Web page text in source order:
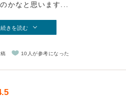
かなと思います...
続きを読む
10人が参考になった